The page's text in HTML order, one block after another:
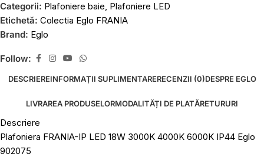
Categorii: Plafoniere baie, Plafoniere LED
Etichetă: Colectia Eglo FRANIA
Brand: Eglo
Follow:
DESCRIEREINFORMAȚII SUPLIMENTARERECENZII (0)DESPRE EGLO
LIVRAREA PRODUSELORMODALITĂȚI DE PLATĂRETURURI
Descriere
Plafoniera FRANIA-IP LED 18W 3000K 4000K 6000K IP44 Eglo
902075